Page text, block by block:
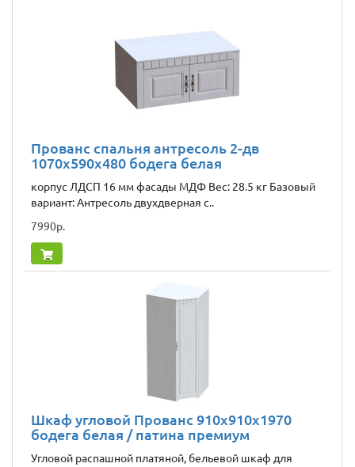
Прованс спальня антресоль 2-дв
1070x590x480 бодега белая
корпус ЛДСП 16 мм фасады МДФ Вес: 28.5 кг Базовый
вариант: Антресоль двухдверная с..
7990р.
Шкаф угловой Прованс 910x910x1970
бодега белая / патина премиум
Угловой распашной платяной, бельевой шкаф для